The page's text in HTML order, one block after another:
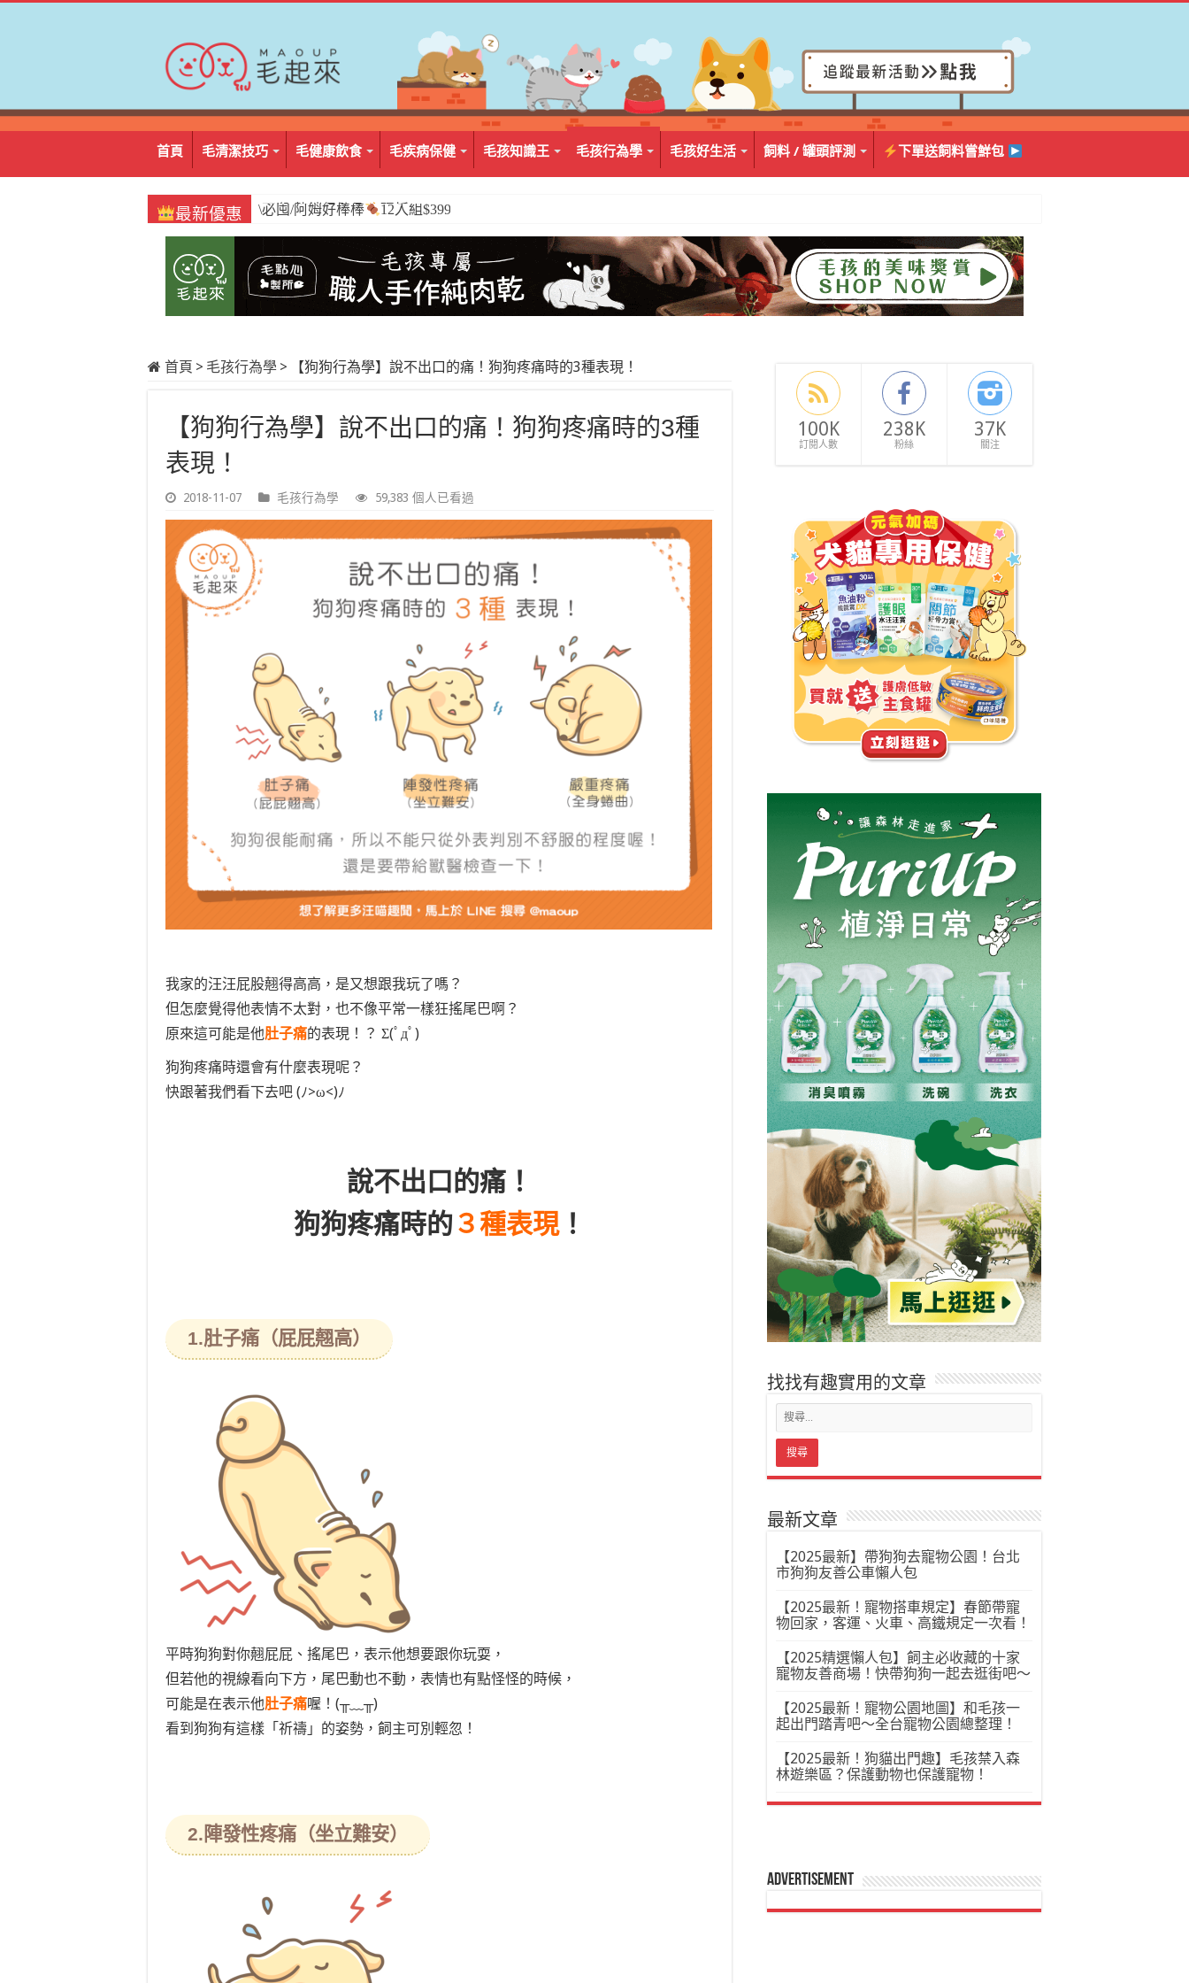
首頁 毛清潔技巧 毛健康飲食 毛疾病保健 毛孩知識王 毛孩行為學 毛孩好生活 飼料 / 罐頭評測 下單送飼料嘗鮮包
最新優惠 \必囤/阿姆好棒棒 12入組$399
首頁 > 毛孩行為學 > 【狗狗行為學】說不出口的痛！狗狗疼痛時的3種表現！
【狗狗行為學】說不出口的痛！狗狗疼痛時的3種
表現！
2018-11-07 毛孩行為學 59,383 個人已看過
我家的汪汪屁股翹得高高，是又想跟我玩了嗎？
但怎麼覺得他表情不太對，也不像平常一樣狂搖尾巴啊？
原來這可能是他肚子痛的表現！？ Σ(ﾟдﾟ)
狗狗疼痛時還會有什麼表現呢？
快跟著我們看下去吧 (ﾉ>ω<)ﾉ
說不出口的痛！
狗狗疼痛時的 ３種表現！
1.肚子痛（屁屁翹高）
平時狗狗對你翹屁屁、搖尾巴，表示他想要跟你玩耍，
但若他的視線看向下方，尾巴動也不動，表情也有點怪怪的時候，
可能是在表示他肚子痛喔！(╥﹏╥)
看到狗狗有這樣「祈禱」的姿勢，飼主可別輕忽！
2.陣發性疼痛（坐立難安）
100K
訂閱人數
238K
粉絲
37K
關注
找找有趣實用的文章
最新文章
【2025最新】帶狗狗去寵物公園！台北
市狗狗友善公車懶人包
【2025最新！寵物搭車規定】春節帶寵
物回家，客運、火車、高鐵規定一次看！
【2025精選懶人包】飼主必收藏的十家
寵物友善商場！快帶狗狗一起去逛街吧～
【2025最新！寵物公園地圖】和毛孩一
起出門踏青吧～全台寵物公園總整理！
【2025最新！狗貓出門趣】毛孩禁入森
林遊樂區？保護動物也保護寵物！
Advertisement